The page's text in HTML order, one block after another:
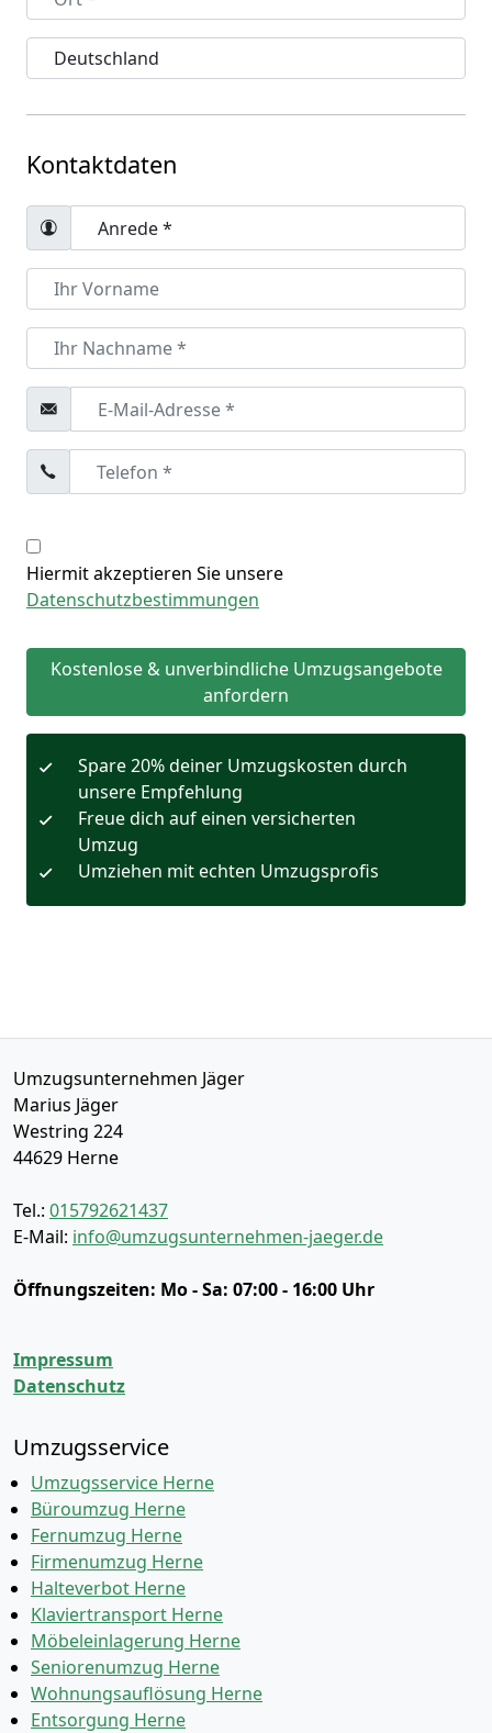
Kontaktdaten
Hiermit akzeptieren Sie unsere
Datenschutzbestimmungen
Kostenlose & unverbindliche Umzugsangebote
anfordern
Spare 20% deiner Umzugskosten durch
unsere Empfehlung
Freue dich auf einen versicherten
Umzug
Umziehen mit echten Umzugsprofis
Umzugsunternehmen Jäger
Marius Jäger
Westring 224
44629 Herne
Tel.: 015792621437
E-Mail: info@umzugsunternehmen-jaeger.de
Öffnungszeiten: Mo - Sa: 07:00 - 16:00 Uhr
Impressum
Datenschutz
Umzugsservice
Umzugsservice Herne
Büroumzug Herne
Fernumzug Herne
Firmenumzug Herne
Halteverbot Herne
Klaviertransport Herne
Möbeleinlagerung Herne
Seniorenumzug Herne
Wohnungsauflösung Herne
Entsorgung Herne